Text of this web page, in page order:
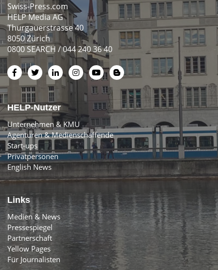
Swiss-Press.com
HELP Media AG
Thurgauerstrasse 40
8050 Zürich
0800 SEARCH / 044 240 36 40
HELP-Nutzer
Unternehmen & KMU
Agenturen & Medienschaffende
Start-ups
Privatpersonen
English News
Links
Medien & News
Pressespiegel
Partnerschaft
Yellow Pages
Für Journalisten